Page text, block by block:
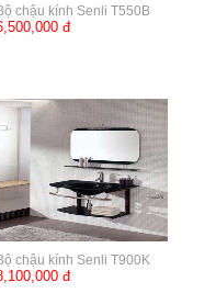
chậu kính Senli T550B
đ
chậu kính Senli T900K
đ